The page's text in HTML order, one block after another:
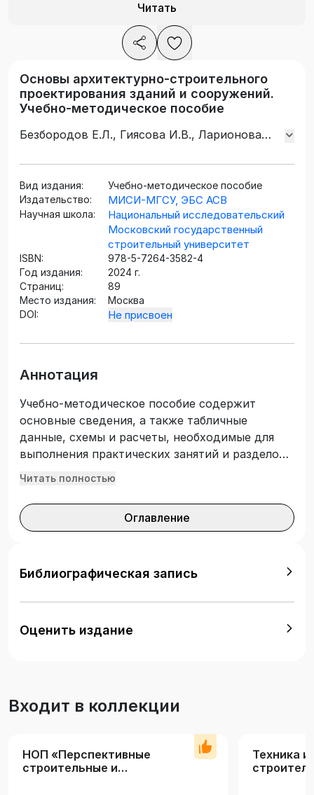
Читать
Основы архитектурно-строительного
проектирования зданий и сооружений.
Учебно-методическое пособие
Безбородов Е.Л., Гиясова И.В., Ларионова
Вид издания:
Учебно-методическое пособие
Издательство:
МИСИ-МГСУ, ЭБС АСВ
Научная школа:
Национальный исследовательский
Московский государственный
строительный университет
ISBN:
978-5-7264-3582-4
Год издания:
2024 г.
Страниц:
89
Место издания:
Москва
DOI:
Не присвоен
Аннотация
Учебно-методическое пособие содержит
основные сведения, а также табличные
данные, схемы и расчеты, необходимые для
выполнения практических занятий и разделов
курсовой работы/проекта. Для обучающихся по
Строительство.
Читать полностью
Оглавление
Библиографическая запись
Оценить издание
Входит в коллекции
НОП «Перспективные
строительные и
Техника и